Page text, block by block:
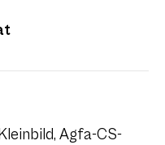
Agfa-CS-